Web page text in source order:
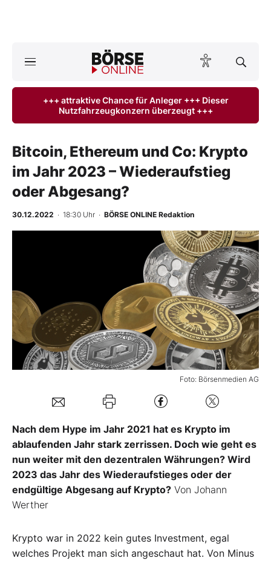
ktuelle Ausgabe BÖRSE ONLINE lesen
Anlageprodukte
Finanz-Check
Abo & Shop
BO-Musterdepots
Mein B:O
Mein Konto
+++ attraktive Chance für Anleger +++ Dieser
Nutzfahrzeugkonzern überzeugt +++
Bitcoin, Ethereum und Co: Krypto
im Jahr 2023 – Wiederaufstieg
oder Abgesang?
30.12.2022 · 18:30 Uhr · BÖRSE ONLINE Redaktion
Foto: Börsenmedien AG
-%
Nach dem Hype im Jahr 2021 hat es Krypto im
ablaufenden Jahr stark zerrissen. Doch wie geht es
nun weiter mit den dezentralen Währungen? Wird
2023 das Jahr des Wiederaufstieges oder der
endgültige Abgesang auf Krypto? Von Johann
Werther
Krypto war in 2022 kein gutes Investment, egal
welches Projekt man sich angeschaut hat. Von Minus